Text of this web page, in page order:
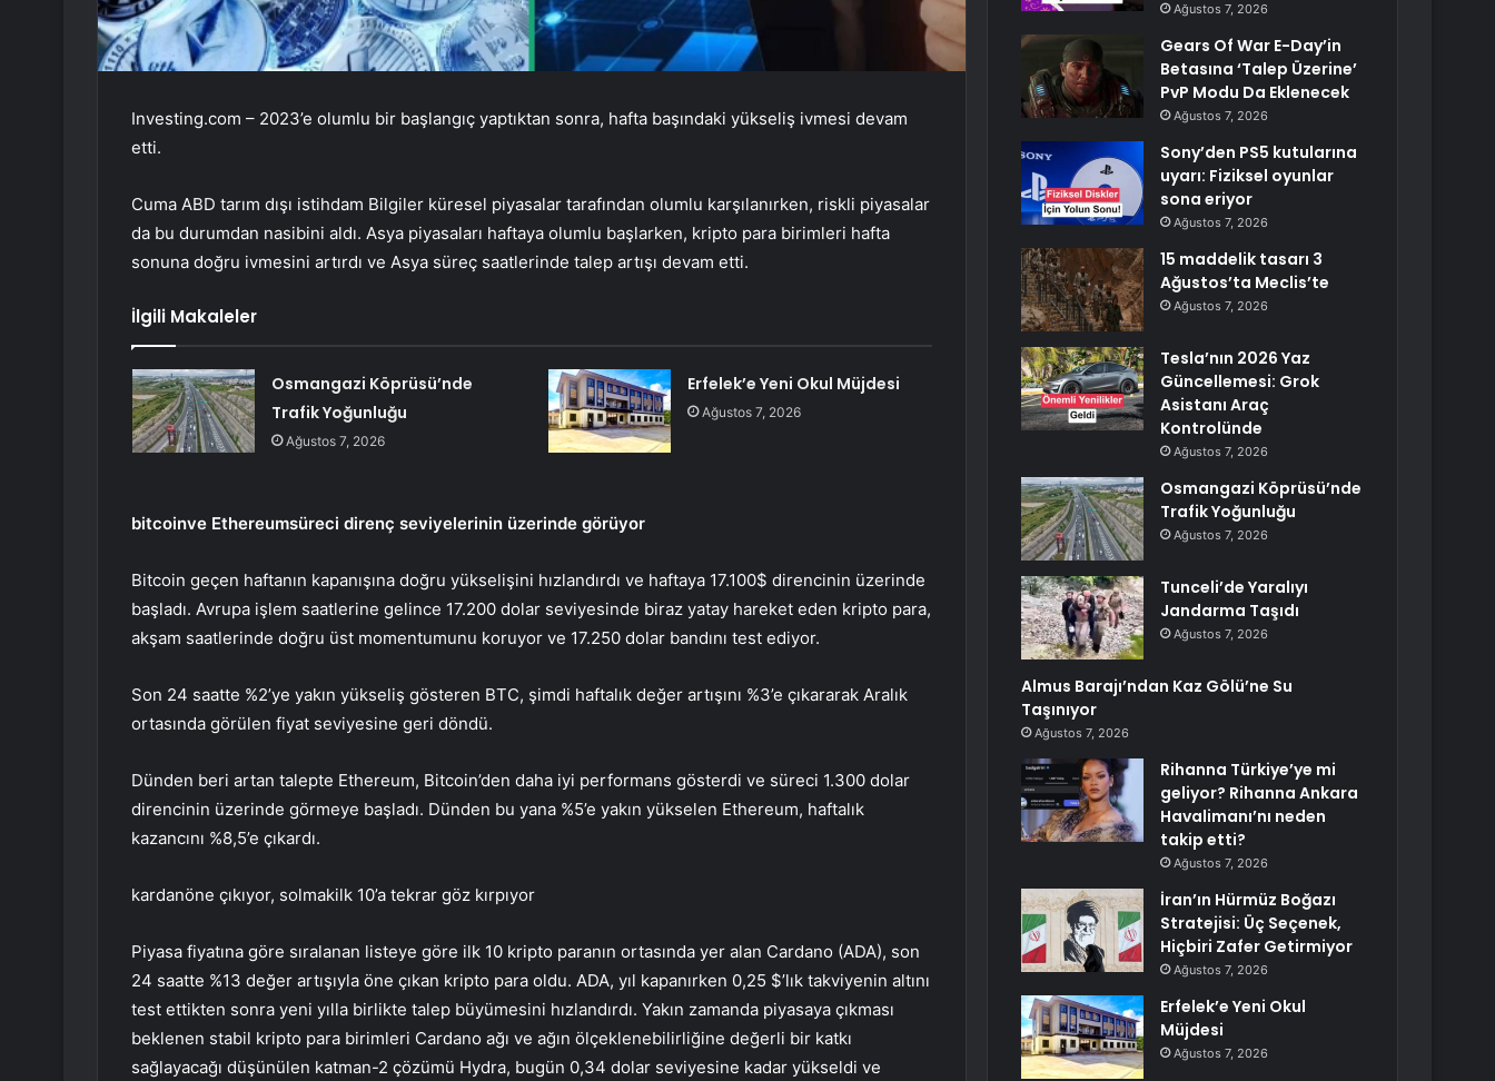
Investing.com – 2023’e olumlu bir başlangıç ​​yaptıktan sonra, hafta başındaki yükseliş ivmesi devam
etti.
Cuma ABD tarım dışı istihdam Bilgiler küresel piyasalar tarafından olumlu karşılanırken, riskli piyasalar
da bu durumdan nasibini aldı. Asya piyasaları haftaya olumlu başlarken, kripto para birimleri hafta
sonuna doğru ivmesini artırdı ve Asya süreç saatlerinde talep artışı devam etti.
İlgili Makaleler
Osmangazi Köprüsü’nde
Trafik Yoğunluğu
Ağustos 7, 2026
Erfelek’e Yeni Okul Müjdesi
Ağustos 7, 2026
bitcoinve Ethereumsüreci direnç seviyelerinin üzerinde görüyor
Bitcoin geçen haftanın kapanışına doğru yükselişini hızlandırdı ve haftaya 17.100$ direncinin üzerinde
başladı. Avrupa işlem saatlerine gelince 17.200 dolar seviyesinde biraz yatay hareket eden kripto para,
akşam saatlerinde doğru üst momentumunu koruyor ve 17.250 dolar bandını test ediyor.
Son 24 saatte %2’ye yakın yükseliş gösteren BTC, şimdi haftalık değer artışını %3’e çıkararak Aralık
ortasında görülen fiyat seviyesine geri döndü.
Dünden beri artan talepte Ethereum, Bitcoin’den daha iyi performans gösterdi ve süreci 1.300 dolar
direncinin üzerinde görmeye başladı. Dünden bu yana %5’e yakın yükselen Ethereum, haftalık
kazancını %8,5’e çıkardı.
kardanöne çıkıyor, solmakilk 10’a tekrar göz kırpıyor
Piyasa fiyatına göre sıralanan listeye göre ilk 10 kripto paranın ortasında yer alan Cardano (ADA), son
24 saatte %13 değer artışıyla öne çıkan kripto para oldu. ADA, yıl kapanırken 0,25 $’lık takviyenin altını
test ettikten sonra yeni yılla birlikte talep büyümesini hızlandırdı. Yakın zamanda piyasaya çıkması
beklenen stabil kripto para birimleri Cardano ağı ve ağın ölçeklenebilirliğine değerli bir katkı
sağlayacağı düşünülen katman-2 çözümü Hydra, bugün 0,34 dolar seviyesine kadar yükseldi ve
Ağustos 7, 2026
Gears Of War E-Day’in
Betasına ‘Talep Üzerine’
PvP Modu Da Eklenecek
Ağustos 7, 2026
Sony’den PS5 kutularına
uyarı: Fiziksel oyunlar
sona eriyor
Ağustos 7, 2026
15 maddelik tasarı 3
Ağustos’ta Meclis’te
Ağustos 7, 2026
Tesla’nın 2026 Yaz
Güncellemesi: Grok
Asistanı Araç
Kontrolünde
Ağustos 7, 2026
Osmangazi Köprüsü’nde
Trafik Yoğunluğu
Ağustos 7, 2026
Tunceli’de Yaralıyı
Jandarma Taşıdı
Ağustos 7, 2026
Almus Barajı’ndan Kaz Gölü’ne Su
Taşınıyor
Ağustos 7, 2026
Rihanna Türkiye’ye mi
geliyor? Rihanna Ankara
Havalimanı’nı neden
takip etti?
Ağustos 7, 2026
İran’ın Hürmüz Boğazı
Stratejisi: Üç Seçenek,
Hiçbiri Zafer Getirmiyor
Ağustos 7, 2026
Erfelek’e Yeni Okul
Müjdesi
Ağustos 7, 2026